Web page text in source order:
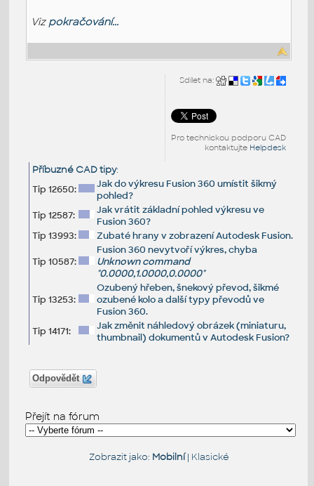
Viz pokračování...
Sdílet na:
Pro technickou podporu CAD
kontaktujte Helpdesk
Příbuzné CAD tipy:
Tip 12650:
Jak do výkresu Fusion 360 umístit šikmý
pohled?
Tip 12587:
Jak vrátit základní pohled výkresu ve
Fusion 360?
Tip 13993:
Zubaté hrany v zobrazení Autodesk Fusion.
Tip 10587:
Fusion 360 nevytvoří výkres, chyba
Unknown command
"0.0000,1.0000,0.0000"
Tip 13253:
Ozubený hřeben, šnekový převod, šikmé
ozubené kolo a další typy převodů ve
Fusion 360.
Tip 14171:
Jak změnit náhledový obrázek (miniaturu,
thumbnail) dokumentů v Autodesk Fusion?
Odpovědět
Přejít na fórum
Zobrazit jako: Mobilní| Klasické